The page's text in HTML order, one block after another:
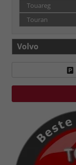
Touareg
Touran
Volvo